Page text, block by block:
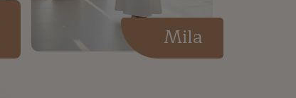
Mila